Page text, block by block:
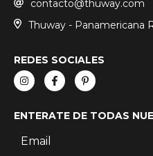
contacto@thuway.com
Thuway - Panamericana
REDES SOCIALES
ENTERATE DE TODAS